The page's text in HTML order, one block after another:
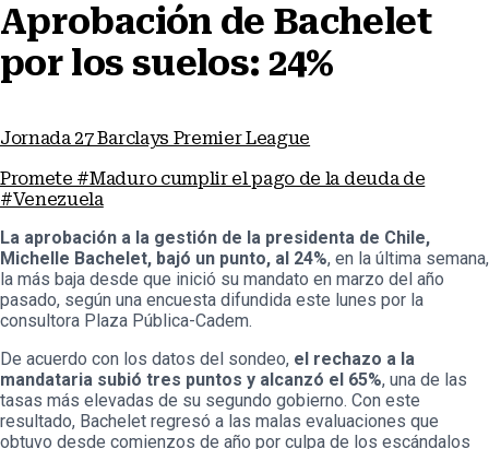
Aprobación de Bachelet
por los suelos: 24%
Jornada 27 Barclays Premier League
Promete #Maduro cumplir el pago de la deuda de
#Venezuela
La aprobación a la gestión de la presidenta de Chile,
Michelle Bachelet, bajó un punto, al 24%, en la última semana,
la más baja desde que inició su mandato en marzo del año
pasado, según una encuesta difundida este lunes por la
consultora Plaza Pública-Cadem.
De acuerdo con los datos del sondeo, el rechazo a la
mandataria subió tres puntos y alcanzó el 65%, una de las
tasas más elevadas de su segundo gobierno. Con este
resultado, Bachelet regresó a las malas evaluaciones que
obtuvo desde comienzos de año por culpa de los escándalos